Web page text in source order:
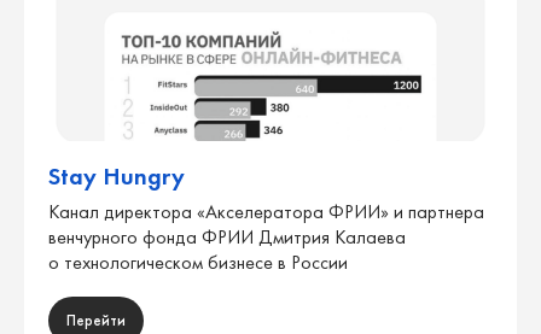
Stay Hungry
Канал директора «Акселератора ФРИИ» и партнера
венчурного фонда ФРИИ Дмитрия Калаева
о технологическом бизнесе в России
Перейти